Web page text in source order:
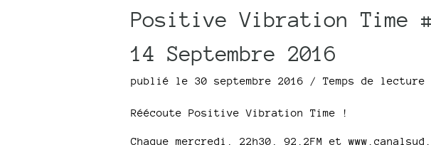
Positive Vibration Time
14 Septembre 2016
publié le 30 septembre 2016 / Temps de
Réécoute Positive Vibration Time !
Chaque mercredi, 22h30, 92.2FM et